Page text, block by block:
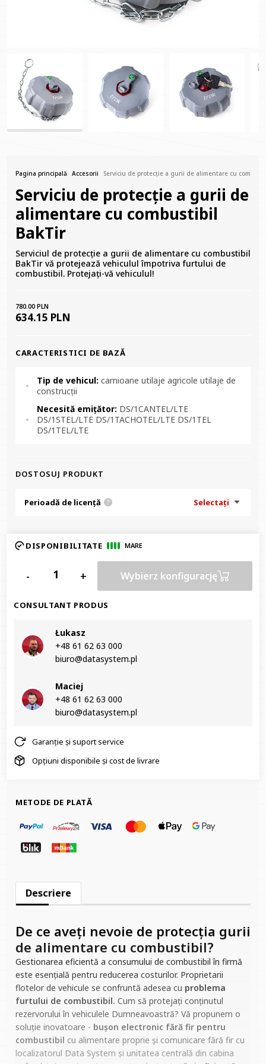
Pagina principală Accesorii Serviciu de protecție a gurii de alimentare cu
Serviciu de protecție a gurii de
alimentare cu combustibil
BakTir
Serviciul de protecție a gurii de alimentare cu combustibil
BakTir vă protejează vehiculul împotriva furtului de
combustibil. Protejați-vă vehiculul!
780.00 PLN
634.15 PLN
CARACTERISTICI DE BAZĂ
Tip de vehicul: camioane utilaje agricole utilaje de
construcții
Necesită emițător: DS/1CANTEL/LTE
DS/1STEL/LTE DS/1TACHOTEL/LTE DS/1TEL
DS/1TEL/LTE
DOSTOSUJ PRODUKT
Perioadă de licență ? Selectați
DISPONIBILITATE MARE
- + Wybierz konfigurację
CONSULTANT PRODUS
Łukasz
+48 61 62 63 000‬
biuro@datasystem.pl
Maciej
+48 61 62 63 000‬
biuro@datasystem.pl
Garanție și suport service
Opțiuni disponibile și cost de livrare
METODE DE PLATĂ
Descriere
De ce aveți nevoie de protecția gurii
de alimentare cu combustibil?
Gestionarea eficientă a consumului de combustibil în firmă
este esențială pentru reducerea costurilor. Proprietarii
flotelor de vehicule se confruntă adesea cu problema
furtului de combustibil. Cum să protejați conținutul
rezervorului în vehiculele Dumneavoastră? Vă propunem o
soluție inovatoare - bușon electronic fără fir pentru
combustibil cu alimentare proprie și comunicare fără fir cu
localizatorul Data System și unitatea centrală din cabina